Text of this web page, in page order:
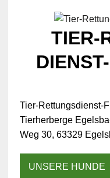
TIER-
Tier-Rettungsdienst-
Tierherberge
Weg 30, 63329
UNSERE HUNDE